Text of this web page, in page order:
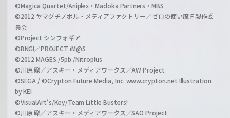
©Magica Quartet/Aniplex・Madoka Partners・MBS
©2012 ヤマグチノボル・メディアファクトリー／ゼロの使い魔Ｆ製作委
員会
©Project シンフォギア
©BNGI／PROJECT iM@S
©2012 MAGES./5pb./Nitroplus
©川原 礫／アスキー・メディアワークス／AW Project
©SEGA / ©Crypton Future Media, Inc. www.crypton.net Illustration
by KEI
©VisualArt's/Key/Team Little Busters!
©川原 礫／アスキー・メディアワークス／SAO Project